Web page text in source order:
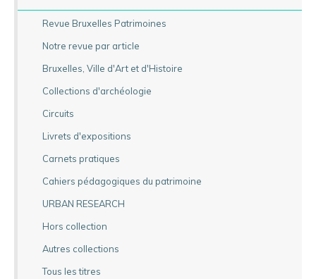
Revue Bruxelles Patrimoines
Notre revue par article
Bruxelles, Ville d'Art et d'Histoire
Collections d'archéologie
Circuits
Livrets d'expositions
Carnets pratiques
Cahiers pédagogiques du patrimoine
URBAN RESEARCH
Hors collection
Autres collections
Tous les titres